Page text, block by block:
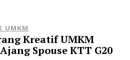
UMKM
Kreatif UMKM
Spouse KTT G20